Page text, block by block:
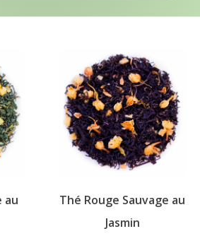
au
Thé Rouge Sauvage au
Jasmin